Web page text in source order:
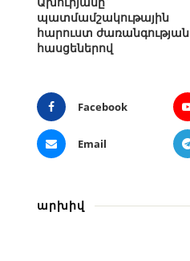
պատմամշակութային
հարուստ ժառանգության
հասցեներով
Facebook
Email
արխիվ